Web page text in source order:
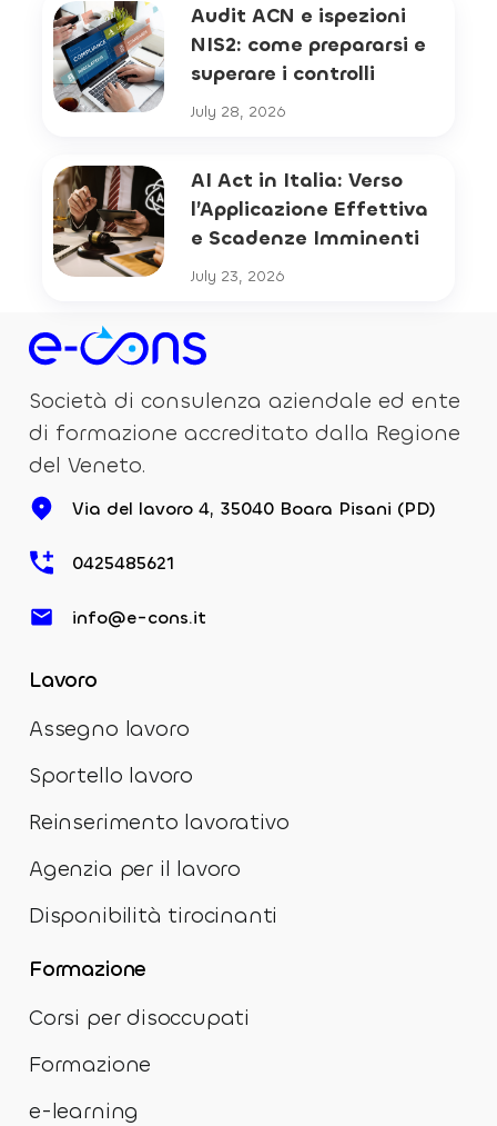
Audit ACN e ispezioni
NIS2: come prepararsi e
superare i controlli
July 28, 2026
AI Act in Italia: Verso
l’Applicazione Effettiva
e Scadenze Imminenti
July 23, 2026
Società di consulenza aziendale ed ente
di formazione accreditato dalla Regione
del Veneto.
Via del lavoro 4, 35040 Boara Pisani (PD)
0425485621
info@e-cons.it
Lavoro
Assegno lavoro
Sportello lavoro
Reinserimento lavorativo
Agenzia per il lavoro
Disponibilità tirocinanti
Formazione
Corsi per disoccupati
Formazione
e-learning